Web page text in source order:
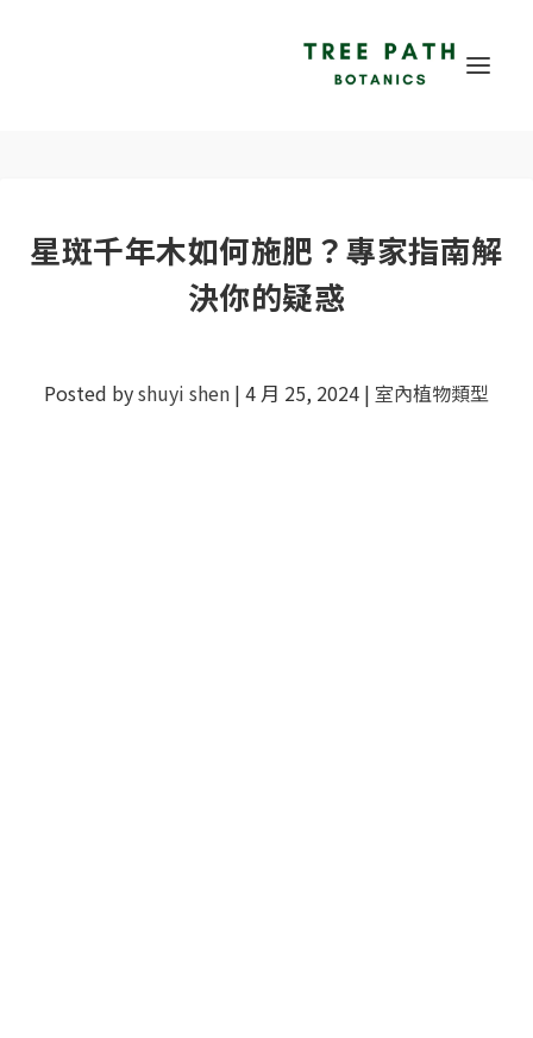
星斑千年木如何施肥？專家指南解
決你的疑惑
Posted byshuyi shen | 4 月 25, 2024 | 室內植物類型